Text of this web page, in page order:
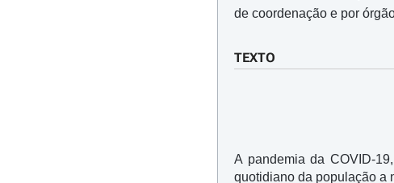
de coordenação e por
TEXTO
A pandemia da COVID-
quotidiano da população a